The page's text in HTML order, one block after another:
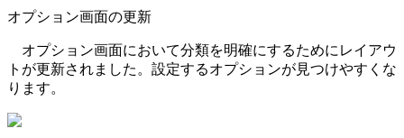
オプション画面の更新
オプション画面において分類を明確にするためにレイアウ
トが更新されました。設定するオプションが見つけやすくな
ります。